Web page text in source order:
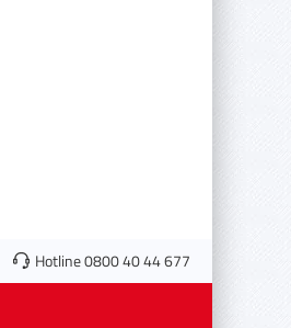
Hotline 0800 40 44 677